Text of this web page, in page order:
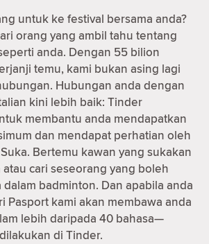
untuk ke festival bersama anda?
orang yang ambil tahu tentang
anda. Dengan 55 bilion
temu, kami bukan asing lagi
Hubungan anda dengan
kini lebih baik: Tinder
membantu anda mendapatkan
dan mendapat perhatian oleh
Bertemu kawan yang sukakan
cari seseorang yang boleh
badminton. Dan apabila anda
Pasport kami akan membawa anda
lebih daripada 40 bahasa—
di Tinder.